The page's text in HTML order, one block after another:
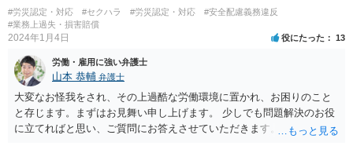
#労災認定・対応 #セクハラ #労災認定・対応
#安全配慮義務違反
#業務上過失・損害賠償
2024年1月4日 役にたった 13
労働・雇用に強い弁護士
山本 恭輔 弁護士
大変なお怪我をされ、その上過酷な労働環境に置かれ、お困りのこと
と存じます。まずはお見舞い申し上げます。 少しでも問題解決のお役
に立てればと思い、ご質問にお答えさせていただきます。 ご相談者の